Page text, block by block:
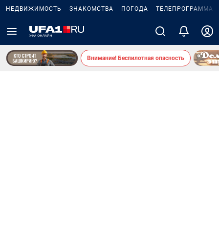
НЕДВИЖИМОСТЬ ЗНАКОМСТВА ПОГОДА ТЕЛЕПРОГРАММА
Внимание! Беспилотная опасность